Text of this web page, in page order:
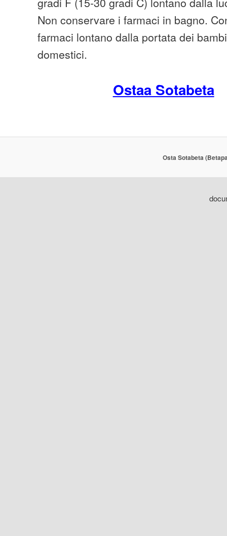
Non conservare i farmaci in bagno.
farmaci lontano dalla portata dei
domestici.
Ostaa Sotabeta
Osta Sotabeta